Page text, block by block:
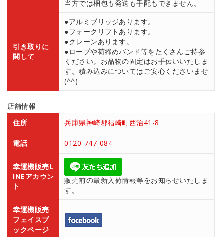
当方では梱包も発送も手配もできません。
引き取りに
関して
●アルミブリッジあります。
●フォークリフトあります。
●クレーンあります。
●ロープや荷締めバンド等をたくさんご持参
ください。お品物の固定はお手伝いいたしま
す。積み込みについてはご安心くださいませ
(^^)
店舗情報
住所
兵庫県神崎郡福崎町西治41-8
電話 0120-747-084
幸運機販売L
INEアカウン
ト
販売前の最新入荷情報等をお知らせいたしま
す。
幸運機販売
フェイスブ
ックページ